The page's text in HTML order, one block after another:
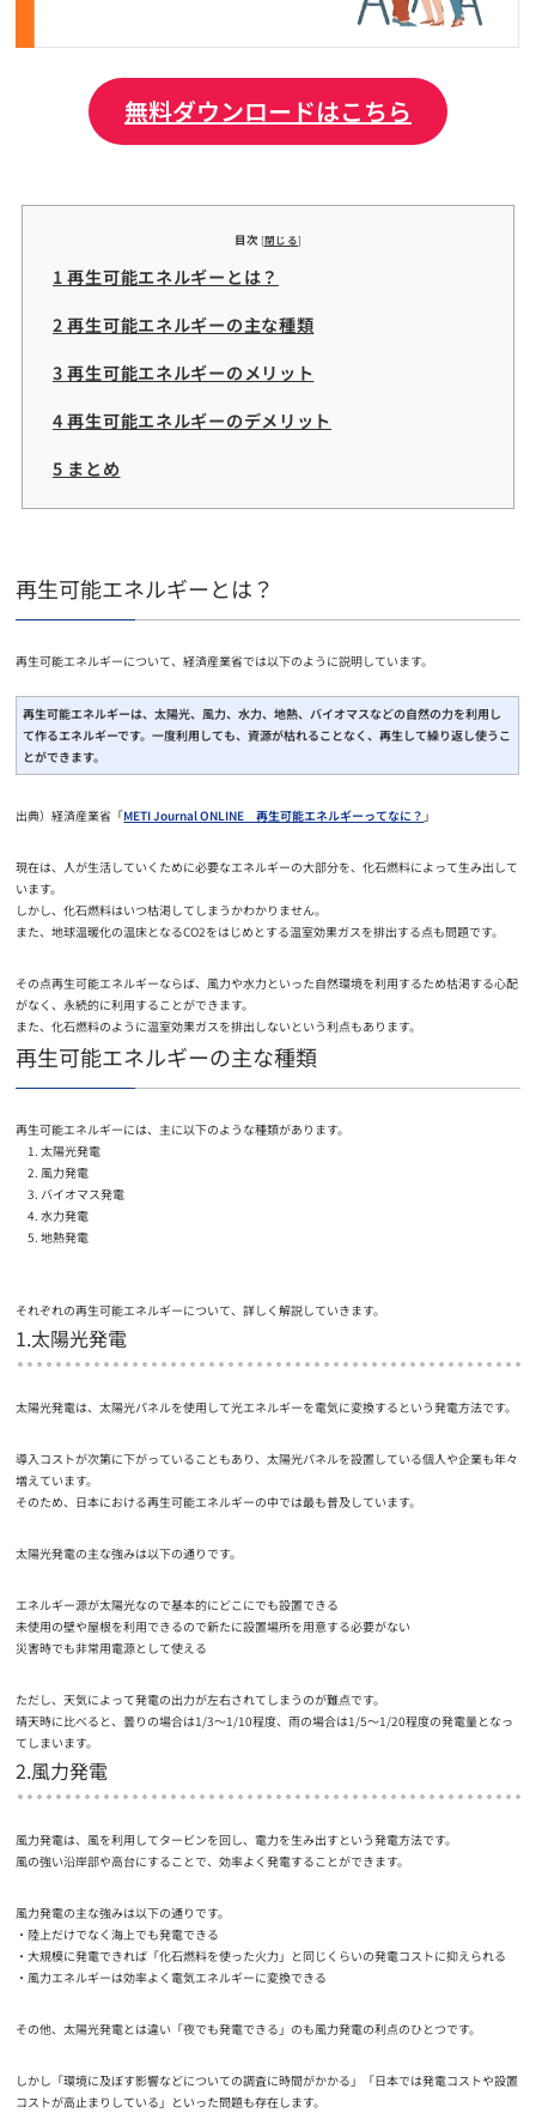
無料ダウンロードはこちら
目次 [閉じる]
1 再生可能エネルギーとは？
2 再生可能エネルギーの主な種類
3 再生可能エネルギーのメリット
4 再生可能エネルギーのデメリット
5 まとめ
再生可能エネルギーとは？
再生可能エネルギーについて、経済産業省では以下のように説明しています。
再生可能エネルギーは、太陽光、風力、水力、地熱、バイオマスなどの自然の力を利用し
て作るエネルギーです。一度利用しても、資源が枯れることなく、再生して繰り返し使うこ
とができます。
出典）経済産業省「METI Journal ONLINE 再生可能エネルギーってなに？ 」
現在は、人が生活していくために必要なエネルギーの大部分を、化石燃料によって生み出して
います。
しかし、化石燃料はいつ枯渇してしまうかわかりません。
また、地球温暖化の温床となるCO2をはじめとする温室効果ガスを排出する点も問題です。
その点再生可能エネルギーならば、風力や水力といった自然環境を利用するため枯渇する心配
がなく、永続的に利用することができます。
また、化石燃料のように温室効果ガスを排出しないという利点もあります。
再生可能エネルギーの主な種類
再生可能エネルギーには、主に以下のような種類があります。
太陽光発電
風力発電
バイオマス発電
水力発電
地熱発電
それぞれの再生可能エネルギーについて、詳しく解説していきます。
1.太陽光発電
太陽光発電は、太陽光パネルを使用して光エネルギーを電気に変換するという発電方法です。
導入コストが次第に下がっていることもあり、太陽光パネルを設置している個人や企業も年々
増えています。
そのため、日本における再生可能エネルギーの中では最も普及しています。
太陽光発電の主な強みは以下の通りです。
エネルギー源が太陽光なので基本的にどこにでも設置できる
未使用の壁や屋根を利用できるので新たに設置場所を用意する必要がない
災害時でも非常用電源として使える
ただし、天気によって発電の出力が左右されてしまうのが難点です。
晴天時に比べると、曇りの場合は1/3～1/10程度、雨の場合は1/5～1/20程度の発電量となっ
てしまいます。
2.風力発電
風力発電は、風を利用してタービンを回し、電力を生み出すという発電方法です。
風の強い沿岸部や高台にすることで、効率よく発電することができます。
風力発電の主な強みは以下の通りです。
陸上だけでなく海上でも発電できる
大規模に発電できれば「化石燃料を使った火力」と同じくらいの発電コストに抑えられる
風力エネルギーは効率よく電気エネルギーに変換できる
その他、太陽光発電とは違い「夜でも発電できる」のも風力発電の利点のひとつです。
しかし「環境に及ぼす影響などについての調査に時間がかかる」「日本では発電コストや設置
コストが高止まりしている」といった問題も存在します。